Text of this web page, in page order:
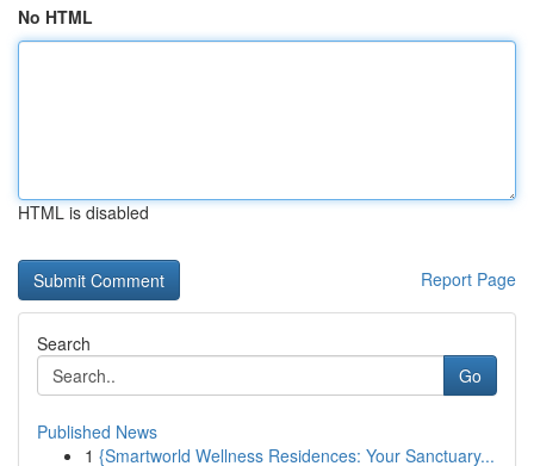
No HTML
HTML is disabled
Report Page
Search
Go
Published News
1 {Smartworld Wellness Residences: Your Sanctuary...